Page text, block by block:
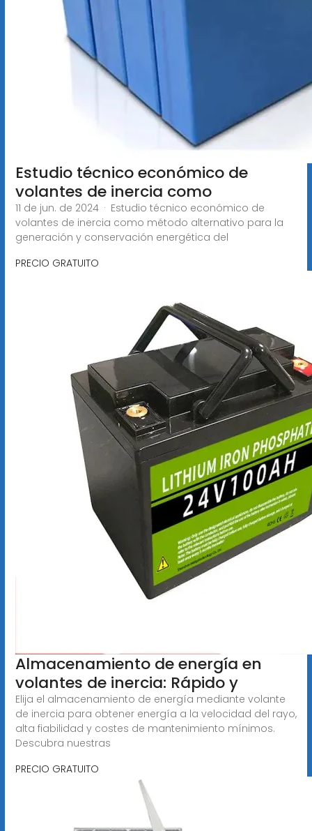
Estudio técnico económico de
volantes de inercia como
11 de jun. de 2024 · Estudio técnico económico de
volantes de inercia como método alternativo para la
generación y conservación energética del
PRECIO GRATUITO
Almacenamiento de energía en
volantes de inercia: Rápido y
Elija el almacenamiento de energía mediante volante
de inercia para obtener energía a la velocidad del rayo,
alta fiabilidad y costes de mantenimiento mínimos.
Descubra nuestras
PRECIO GRATUITO